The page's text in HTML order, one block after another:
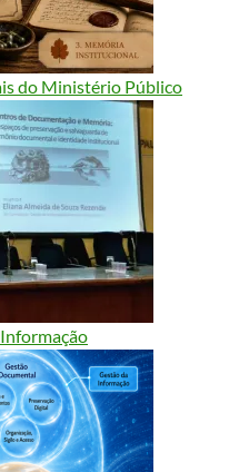
do Ministério Público